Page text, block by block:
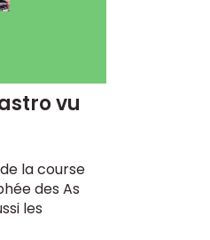
vu
la course
des As
les